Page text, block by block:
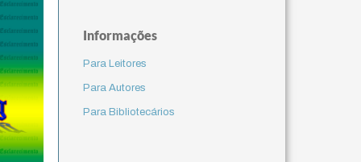
Informações
Para Leitores
Para Autores
Para Bibliotecários